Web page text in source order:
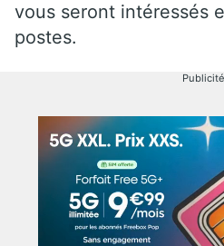
vous seront intéressés
postes.
Publicité